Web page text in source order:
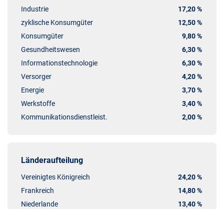
Industrie
17,20 %
zyklische Konsumgüter
12,50 %
Konsumgüter
9,80 %
Gesundheitswesen
6,30 %
Informationstechnologie
6,30 %
Versorger
4,20 %
Energie
3,70 %
Werkstoffe
3,40 %
Kommunikationsdienstleist.
2,00 %
Länderaufteilung
Vereinigtes Königreich
24,20 %
Frankreich
14,80 %
Niederlande
13,40 %